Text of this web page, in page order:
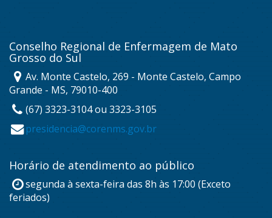
Conselho Regional de Enfermagem de Mato
Grosso do Sul
Av. Monte Castelo, 269 - Monte Castelo, Campo
Grande - MS, 79010-400
(67) 3323-3104 ou 3323-3105
presidencia@corenms.gov.br
Horário de atendimento ao público
segunda à sexta-feira das 8h às 17:00 (Exceto
feriados)